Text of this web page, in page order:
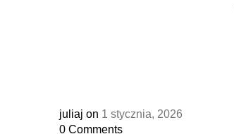
juliaj on 1 stycznia, 2026
0 Comments